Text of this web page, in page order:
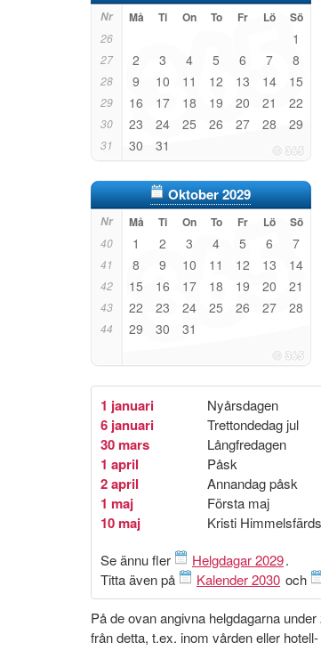
Nr Må Ti On To Fr Lö Sö
26 1
27 2 3 4 5 6 7 8
28 9 10 11 12 13 14 15
29 16 17 18 19 20 21 22
30 23 24 25 26 27 28 29
31 30 31
Oktober 2029
Nr Må Ti On To Fr Lö Sö
40 1 2 3 4 5 6 7
41 8 9 10 11 12 13 14
42 15 16 17 18 19 20 21
43 22 23 24 25 26 27 28
44 29 30 31
1 januari Nyårsdagen
6 januari Trettondedag jul
30 mars Långfredagen
1 april Påsk
2 april Annandag påsk
1 maj Första maj
10 maj Kristi
Se ännu fler Helgdagar 2029.
Titta även på
Kalender 2030 och
På de ovan angivna helgdagarna
från detta, t.ex. inom vården eller